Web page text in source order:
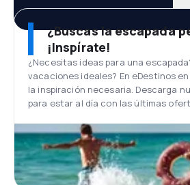
¿Buscas la escapada
¡Inspírate!
¿Necesitas ideas para una
vacaciones ideales? En eDestinos
la inspiración necesaria. Descarga
para estar al día con las últimas